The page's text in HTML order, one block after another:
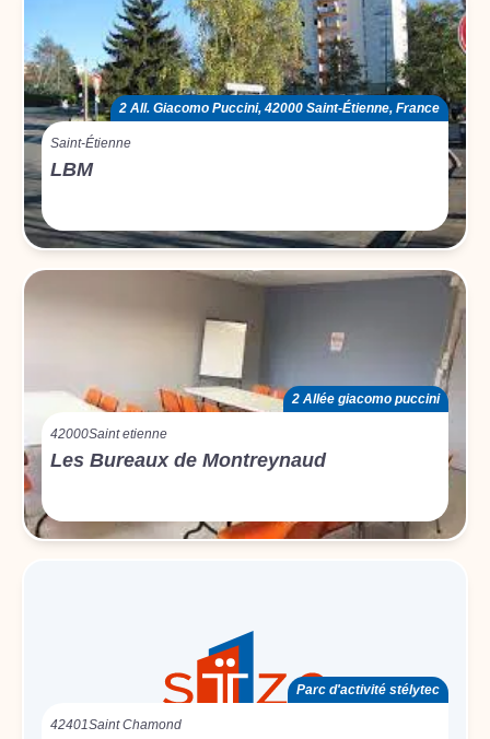
2 All. Giacomo Puccini, 42000 Saint-Étienne, France
Saint-Étienne
LBM
2 Allée giacomo puccini
42000Saint etienne
Les Bureaux de Montreynaud
Parc d'activité stélytec
42401Saint Chamond